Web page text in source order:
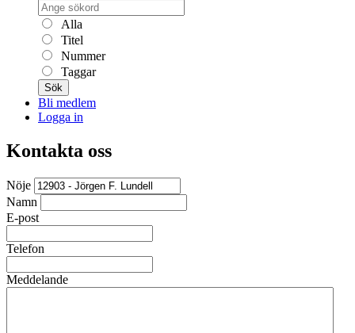
Alla
Titel
Nummer
Taggar
Sök
Bli medlem
Logga in
Kontakta oss
Nöje
Namn
E-post
Telefon
Meddelande